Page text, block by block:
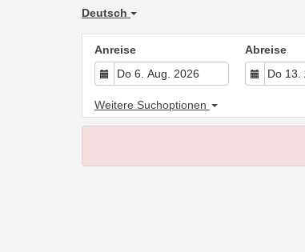
Deutsch
Anreise Abreise
Weitere Suchoptionen